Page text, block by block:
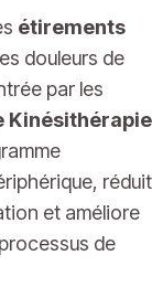
étirements
douleurs de
par les
Kinésithérapie
réduit
et améliore
de